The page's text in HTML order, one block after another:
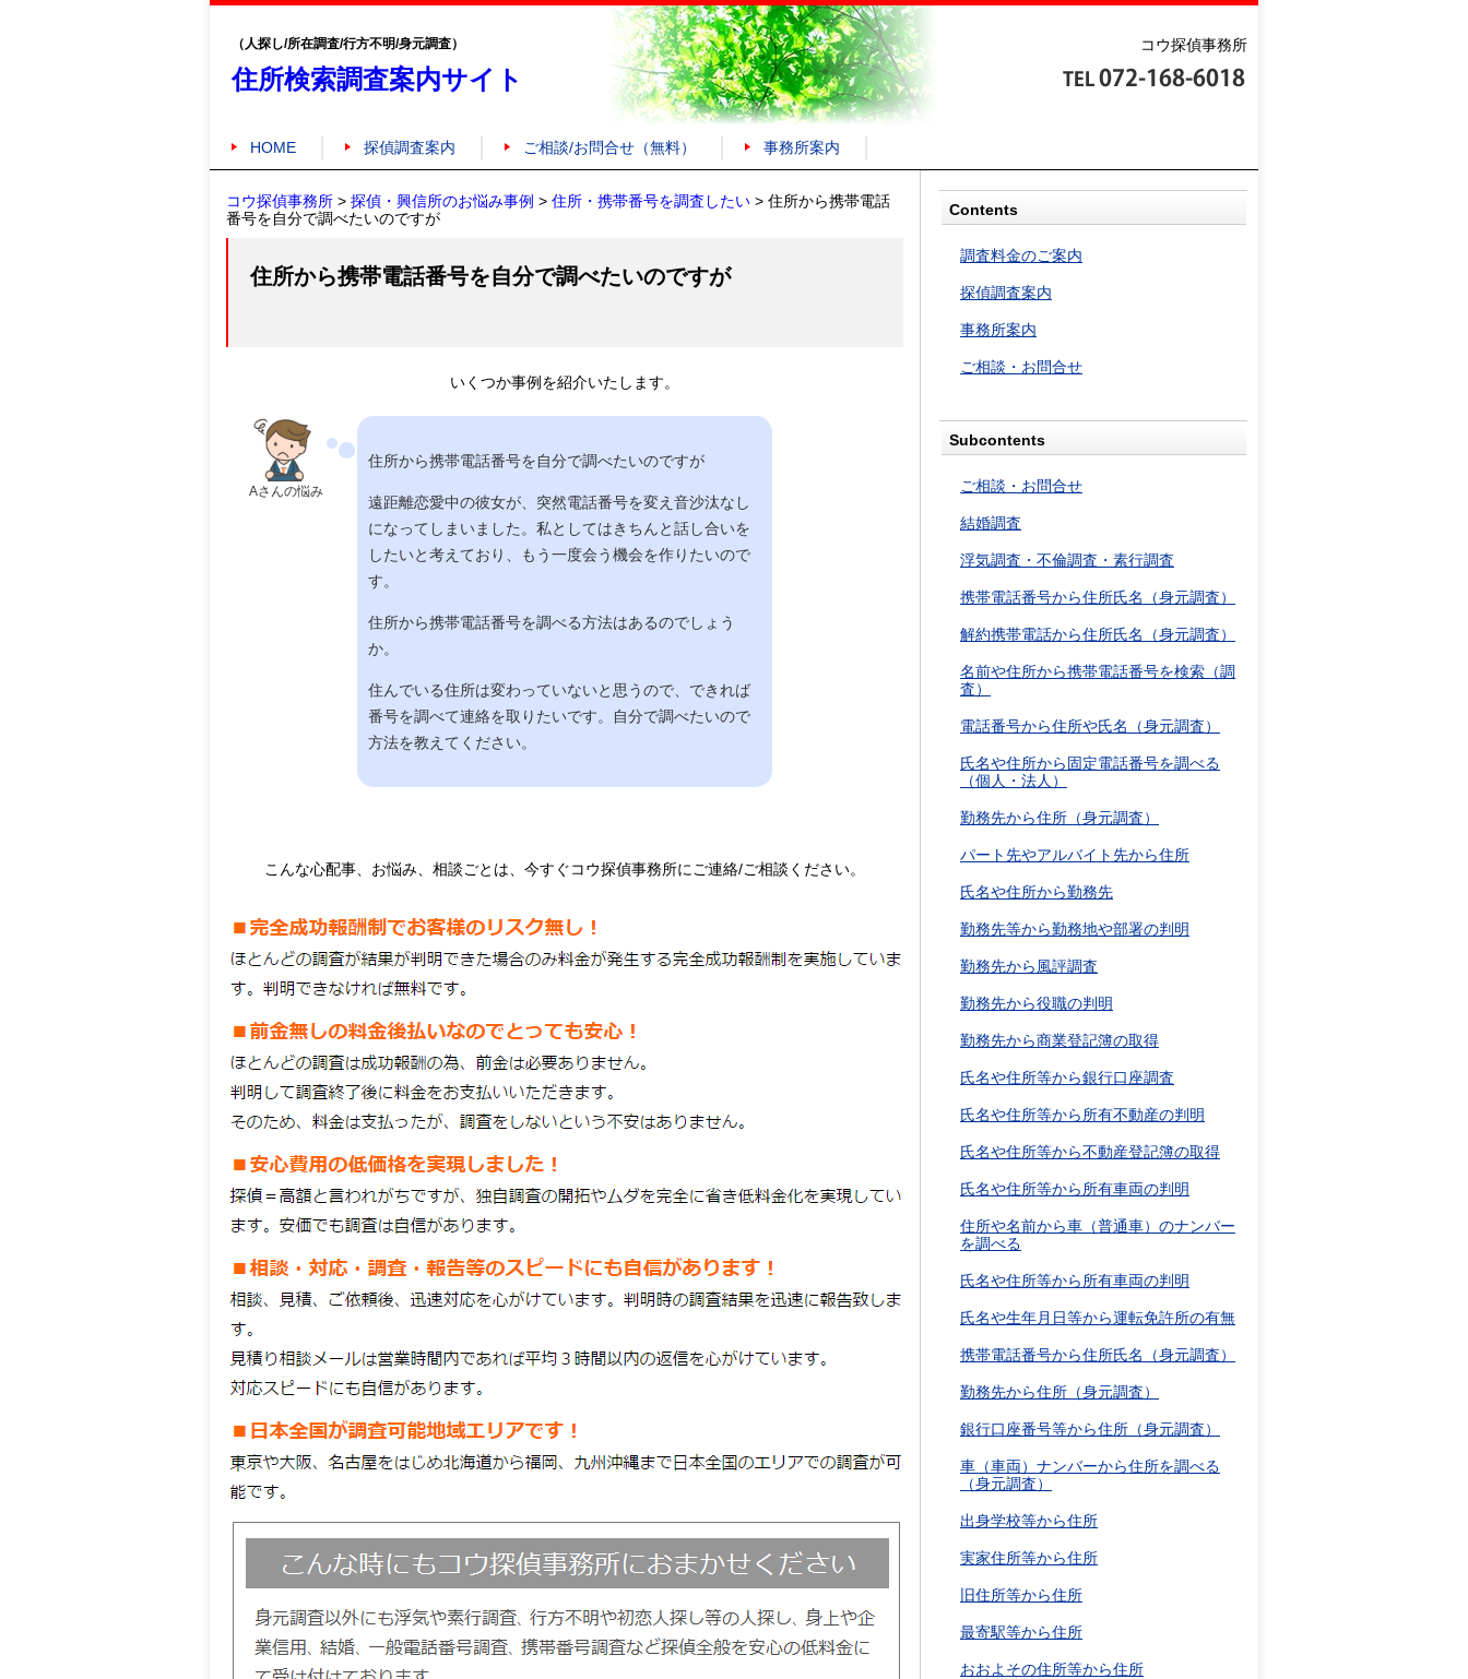
（人探し/所在調査/行方不明/身元調査）
住所検索調査案内サイト
コウ探偵事務所
HOME 探偵調査案内 ご相談/お問合せ（無料） 事務所案内
コウ探偵事務所 > 探偵・興信所のお悩み事例 > 住所・携帯番号を調査したい > 住所から携帯電話
番号を自分で調べたいのですが
住所から携帯電話番号を自分で調べたいのですが
いくつか事例を紹介いたします。
Aさんの悩み
住所から携帯電話番号を自分で調べたいのですが
遠距離恋愛中の彼女が、突然電話番号を変え音沙汰なし
になってしまいました。私としてはきちんと話し合いを
したいと考えており、もう一度会う機会を作りたいので
す。
住所から携帯電話番号を調べる方法はあるのでしょう
か。
住んでいる住所は変わっていないと思うので、できれば
番号を調べて連絡を取りたいです。自分で調べたいので
方法を教えてください。
こんな心配事、お悩み、相談ごとは、今すぐコウ探偵事務所にご連絡/ご相談ください。
Contents
調査料金のご案内
探偵調査案内
事務所案内
ご相談・お問合せ
Subcontents
ご相談・お問合せ
結婚調査
浮気調査・不倫調査・素行調査
携帯電話番号から住所氏名（身元調査）
解約携帯電話から住所氏名（身元調査）
名前や住所から携帯電話番号を検索（調
査）
電話番号から住所や氏名（身元調査）
氏名や住所から固定電話番号を調べる
（個人・法人）
勤務先から住所（身元調査）
パート先やアルバイト先から住所
氏名や住所から勤務先
勤務先等から勤務地や部署の判明
勤務先から風評調査
勤務先から役職の判明
勤務先から商業登記簿の取得
氏名や住所等から銀行口座調査
氏名や住所等から所有不動産の判明
氏名や住所等から不動産登記簿の取得
氏名や住所等から所有車両の判明
住所や名前から車（普通車）のナンバー
を調べる
氏名や住所等から所有車両の判明
氏名や生年月日等から運転免許所の有無
携帯電話番号から住所氏名（身元調査）
勤務先から住所（身元調査）
銀行口座番号等から住所（身元調査）
車（車両）ナンバーから住所を調べる
（身元調査）
出身学校等から住所
実家住所等から住所
旧住所等から住所
最寄駅等から住所
おおよその住所等から住所